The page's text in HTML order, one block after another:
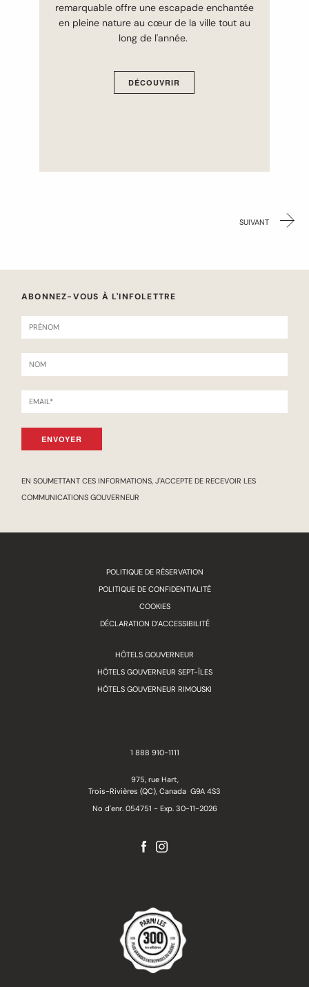
remarquable offre une escapade enchantée
en pleine nature au cœur de la ville tout au
long de l'année.
DÉCOUVRIR
SUIVANT PAGE
ABONNEZ-VOUS À L'INFOLETTRE
ENVOYER
EN SOUMETTANT CES INFORMATIONS, J'ACCEPTE DE RECEVOIR LES
COMMUNICATIONS GOUVERNEUR
POLITIQUE DE RÉSERVATION
POLITIQUE DE CONFIDENTIALITÉ
COOKIES
DÉCLARATION D’ACCESSIBILITÉ
HÔTELS GOUVERNEUR
HÔTELS GOUVERNEUR SEPT-ÎLES
HÔTELS GOUVERNEUR RIMOUSKI
1 888 910-1111
975, rue Hart,
Trois-Rivières (QC), Canada G9A 4S3
No d'enr. 054751 - Exp. 30-11-2026